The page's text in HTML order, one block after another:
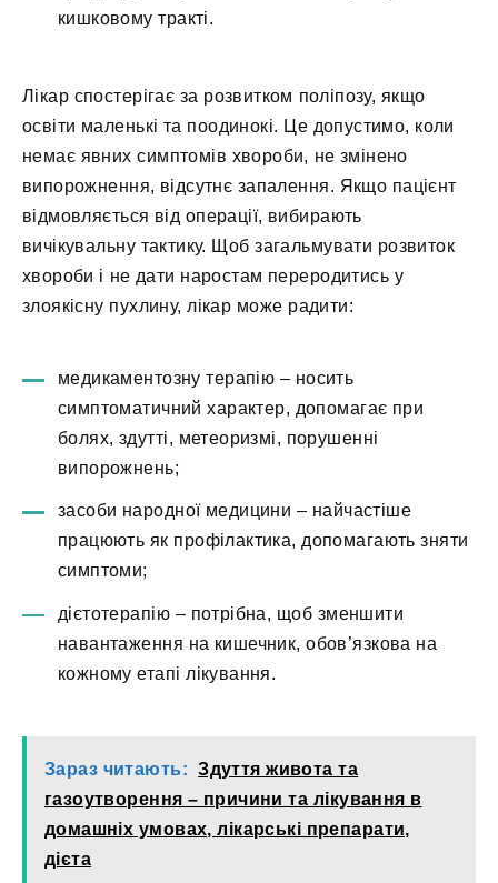
кишковому тракті.
Лікар спостерігає за розвитком поліпозу, якщо
освіти маленькі та поодинокі. Це допустимо, коли
немає явних симптомів хвороби, не змінено
випорожнення, відсутнє запалення. Якщо пацієнт
відмовляється від операції, вибирають
вичікувальну тактику. Щоб загальмувати розвиток
хвороби і не дати наростам переродитись у
злоякісну пухлину, лікар може радити:
медикаментозну терапію – носить
симптоматичний характер, допомагає при
болях, здутті, метеоризмі, порушенні
випорожнень;
засоби народної медицини – найчастіше
працюють як профілактика, допомагають зняти
симптоми;
дієтотерапію – потрібна, щоб зменшити
навантаження на кишечник, обов’язкова на
кожному етапі лікування.
Зараз читають: Здуття живота та
газоутворення – причини та лікування в
домашніх умовах, лікарські препарати,
дієта